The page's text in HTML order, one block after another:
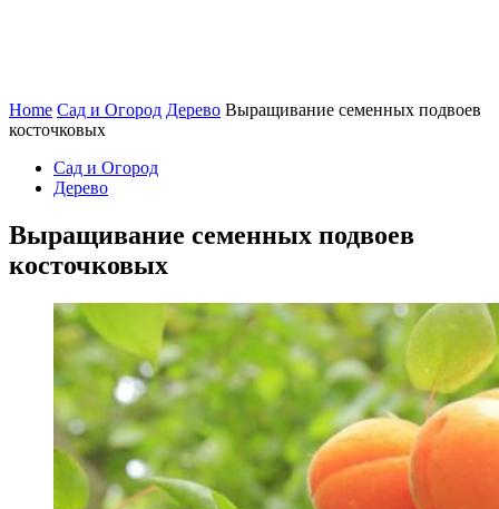
Home Сад и Огород Дерево Выращивание семенных подвоев
косточковых
Сад и Огород
Дерево
Выращивание семенных подвоев
косточковых